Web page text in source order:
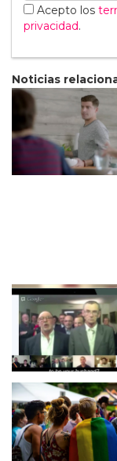
Acepto los
privacidad.
Noticias